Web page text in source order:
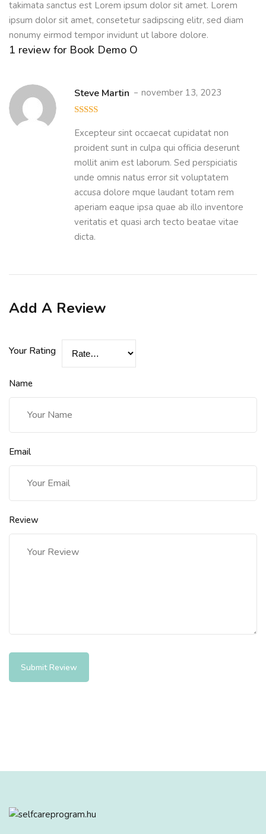
takimata sanctus est Lorem ipsum dolor sit amet. Lorem
ipsum dolor sit amet, consetetur sadipscing elitr, sed diam
nonumy eirmod tempor invidunt ut labore dolore.
1 review for Book Demo O
Steve Martin november 13, 2023
Excepteur sint occaecat cupidatat non
proident sunt in culpa qui officia deserunt
mollit anim est laborum. Sed perspiciatis
unde omnis natus error sit voluptatem
accusa dolore mque laudant totam rem
aperiam eaque ipsa quae ab illo inventore
veritatis et quasi arch tecto beatae vitae
dicta.
Add A Review
Your Rating
Name
Email
Review
Submit Review